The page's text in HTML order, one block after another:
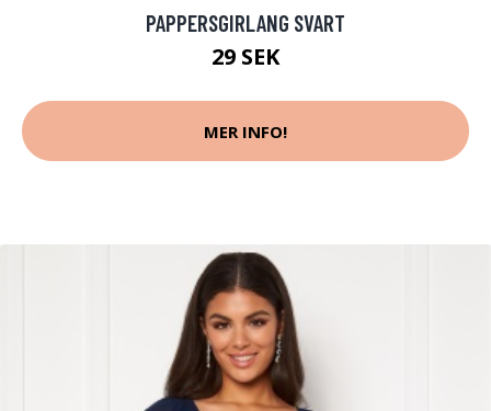
PAPPERSGIRLANG SVART
29 SEK
MER INFO!